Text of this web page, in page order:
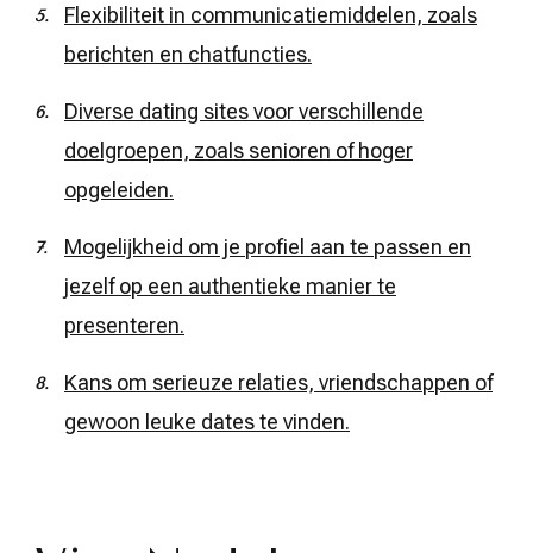
Flexibiliteit in communicatiemiddelen, zoals
berichten en chatfuncties.
Diverse dating sites voor verschillende
doelgroepen, zoals senioren of hoger
opgeleiden.
Mogelijkheid om je profiel aan te passen en
jezelf op een authentieke manier te
presenteren.
Kans om serieuze relaties, vriendschappen of
gewoon leuke dates te vinden.